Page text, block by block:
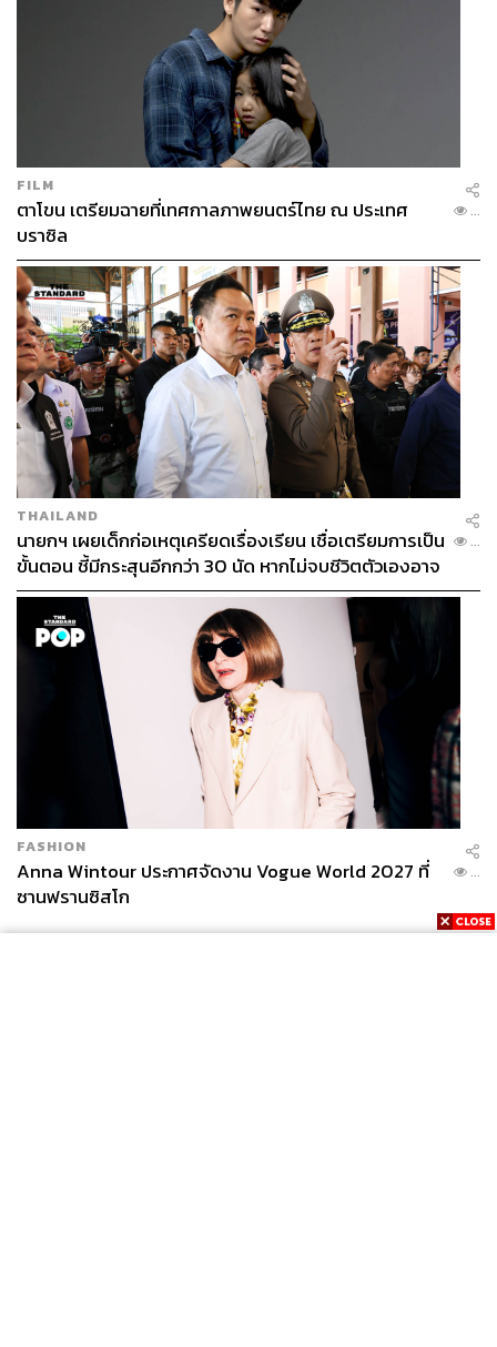
FILM
ตาโขน เตรียมฉายที่เทศกาลภาพยนตร์ไทย ณ ประเทศ
บราซิล
...
THAILAND
นายกฯ เผยเด็กก่อเหตุเครียดเรื่องเรียน เชื่อเตรียมการเป็น
ขั้นตอน ชี้มีกระสุนอีกกว่า 30 นัด หากไม่จบชีวิตตัวเองอาจ
สูญเสียเพิ่ม
...
FASHION
Anna Wintour ประกาศจัดงาน Vogue World 2027 ที่
ซานฟรานซิสโก
...